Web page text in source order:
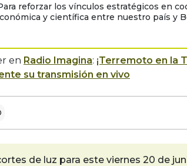
reforzar los vínculos estratégicos en
y científica entre nuestro país y
en Radio Imagina: ¡Terremoto en la
su transmisión en vivo
de luz para este viernes 20 de